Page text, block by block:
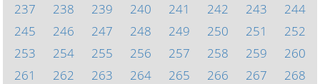
237
238 239 240 241 242 243
244
245
246 247 248 249 250 251
252
253
254 255 256 257 258 259
260
261
262 263 264 265 266 267
268